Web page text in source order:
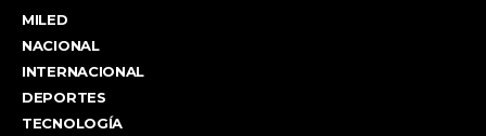
MILED
NACIONAL
INTERNACIONAL
DEPORTES
TECNOLOGÍA